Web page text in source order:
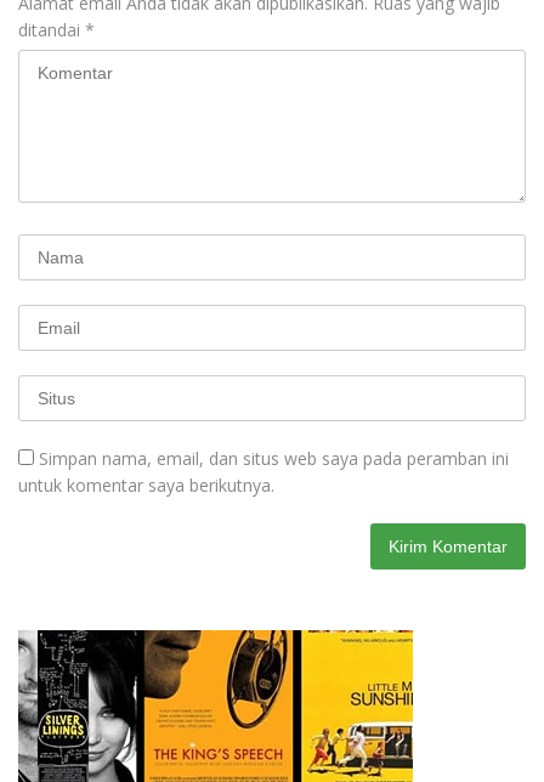
ditandai *
Simpan nama, email, dan situs web saya pada peramban ini
untuk komentar saya berikutnya.